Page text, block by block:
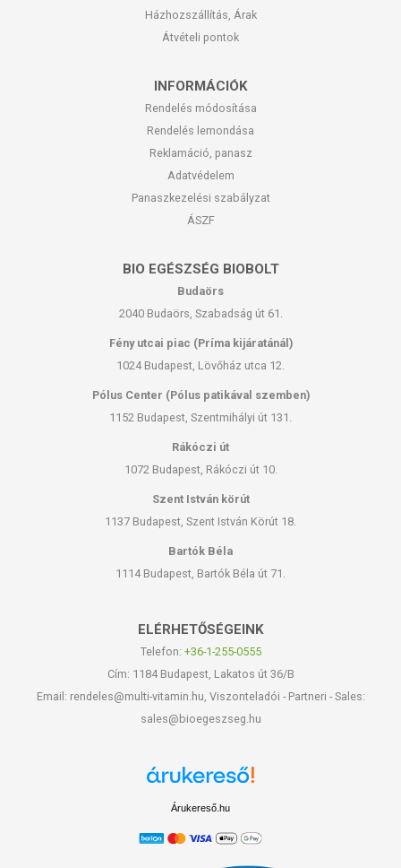
Házhozszállítás, Árak
Átvételi pontok
INFORMÁCIÓK
Rendelés módosítása
Rendelés lemondása
Reklamáció, panasz
Adatvédelem
Panaszkezelési szabályzat
ÁSZF
BIO EGÉSZSÉG BIOBOLT
Budaörs
2040 Budaörs, Szabadság út 61.
Fény utcai piac (Príma kijáratánál)
1024 Budapest, Lövőház utca 12.
Pólus Center (Pólus patikával szemben)
1152 Budapest, Szentmihályi út 131.
Rákóczi út
1072 Budapest, Rákóczi út 10.
Szent István körút
1137 Budapest, Szent István Körút 18.
Bartók Béla
1114 Budapest, Bartók Béla út 71.
ELÉRHETŐSÉGEINK
Telefon: +36-1-255-0555
Cím: 1184 Budapest, Lakatos út 36/B
Email: rendeles@multi-vitamin.hu, Viszonteladói - Partneri - Sales:
sales@bioegeszseg.hu
Árukereső.hu